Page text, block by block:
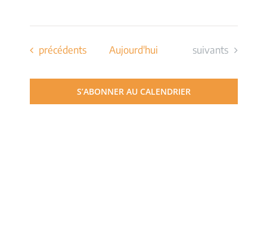
Évènements
précédents Aujourd'hui Évènements
suivants
S’ABONNER AU CALENDRIER